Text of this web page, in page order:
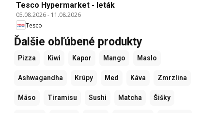
Tesco Hypermarket - leták
05.08.2026- 11.08.2026
Tesco
Ďalšie obľúbené produkty
Pizza Kiwi Kapor Mango Maslo
Ashwagandha Krúpy Med Káva Zmrzlina
Mäso Tiramisu Sushi Matcha Šišky